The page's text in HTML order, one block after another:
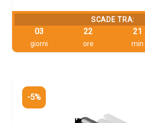
SCADE TRA:
03
giorni
22
ore
21
min
-5%